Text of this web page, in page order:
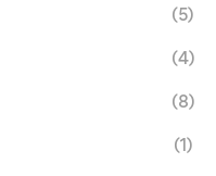
(5)
(4)
(8)
(1)